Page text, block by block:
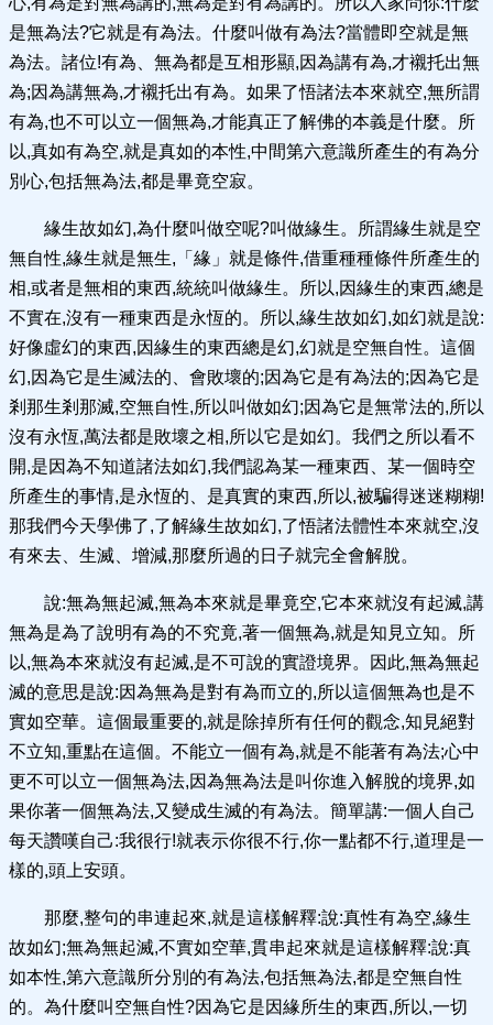
是無為法?它就是有為法。什麼叫做有為法?當體即空就是無
為法。諸位!有為、無為都是互相形顯,因為講有為,才襯托出無
為;因為講無為,才襯托出有為。如果了悟諸法本來就空,無所謂
有為,也不可以立一個無為,才能真正了解佛的本義是什麼。所
以,真如有為空,就是真如的本性,中間第六意識所產生的有為分
別心,包括無為法,都是畢竟空寂。
緣生故如幻,為什麼叫做空呢?叫做緣生。所謂緣生就是空
無自性,緣生就是無生,「緣」就是條件,借重種種條件所產生的
相,或者是無相的東西,統統叫做緣生。所以,因緣生的東西,總是
不實在,沒有一種東西是永恆的。所以,緣生故如幻,如幻就是說:
好像虛幻的東西,因緣生的東西總是幻,幻就是空無自性。這個
幻,因為它是生滅法的、會敗壞的;因為它是有為法的;因為它是
剎那生剎那滅,空無自性,所以叫做如幻;因為它是無常法的,所以
沒有永恆,萬法都是敗壞之相,所以它是如幻。我們之所以看不
開,是因為不知道諸法如幻,我們認為某一種東西、某一個時空
所產生的事情,是永恆的、是真實的東西,所以,被騙得迷迷糊糊!
那我們今天學佛了,了解緣生故如幻,了悟諸法體性本來就空,沒
有來去、生滅、增減,那麼所過的日子就完全會解脫。
說:無為無起滅,無為本來就是畢竟空,它本來就沒有起滅,講
無為是為了說明有為的不究竟,著一個無為,就是知見立知。所
以,無為本來就沒有起滅,是不可說的實證境界。因此,無為無起
滅的意思是說:因為無為是對有為而立的,所以這個無為也是不
實如空華。這個最重要的,就是除掉所有任何的觀念,知見絕對
不立知,重點在這個。不能立一個有為,就是不能著有為法;心中
更不可以立一個無為法,因為無為法是叫你進入解脫的境界,如
果你著一個無為法,又變成生滅的有為法。簡單講:一個人自己
每天讚嘆自己:我很行!就表示你很不行,你一點都不行,道理是一
樣的,頭上安頭。
那麼,整句的串連起來,就是這樣解釋:說:真性有為空,緣生
故如幻;無為無起滅,不實如空華,貫串起來就是這樣解釋:說:真
如本性,第六意識所分別的有為法,包括無為法,都是空無自性
的。為什麼叫空無自性?因為它是因緣所生的東西,所以,一切